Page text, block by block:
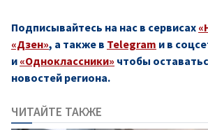
Подписывайтесь на нас в сервисах
«Дзен», а также в Telegram и в
и «Одноклассники» чтобы
новостей региона.
ЧИТАЙТЕ ТАКЖЕ